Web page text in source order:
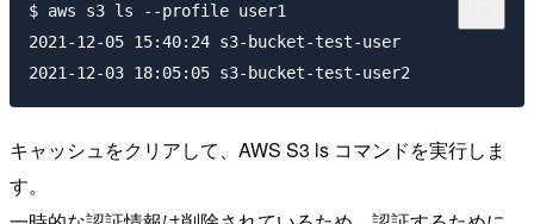
$ aws s3 ls --profile user1
2021-12-05 15:40:24 s3-bucket-test-user
キャッシュをクリアして、AWS S3 ls コマンドを実行しま
す。